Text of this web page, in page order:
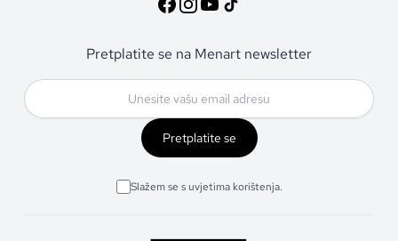
Pretplatite se na Menart newsletter
Pretplatite se
Slažem se s uvjetima korištenja.